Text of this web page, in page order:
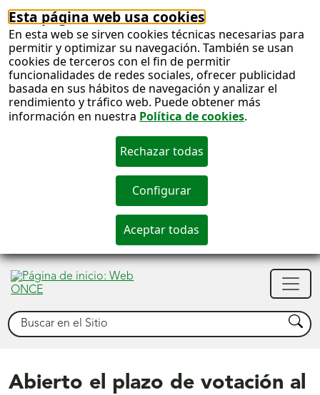
Esta página web usa cookies
En esta web se sirven cookies técnicas necesarias para
permitir y optimizar su navegación. También se usan
cookies de terceros con el fin de permitir
funcionalidades de redes sociales, ofrecer publicidad
basada en sus hábitos de navegación y analizar el
rendimiento y tráfico web. Puede obtener más
información en nuestra Política de cookies.
Buscar Buscar
Abierto el plazo de votación al